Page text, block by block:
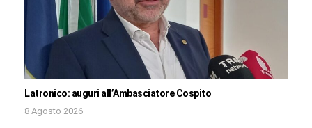
Latronico: auguri all’Ambasciatore Cospito
8 Agosto 2026